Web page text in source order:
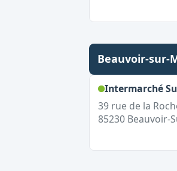
Beauvoir-sur-
Intermarché
39 rue de la
85230 Beauvoir-